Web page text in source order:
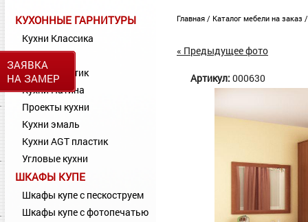
ЗАЯВКА
НА ЗАМЕР
КУХОННЫЕ ГАРНИТУРЫ
Кухни Классика
Кухни МДФ
Кухни Пластик
Кухни Патина
Проекты кухни
Кухни эмаль
Кухни AGT пластик
Угловые кухни
ШКАФЫ КУПЕ
Шкафы купе с пескоструем
Шкафы купе с фотопечатью
Главная / Каталог мебели на заказ
« Предыдущее фото
Артикул: 000630